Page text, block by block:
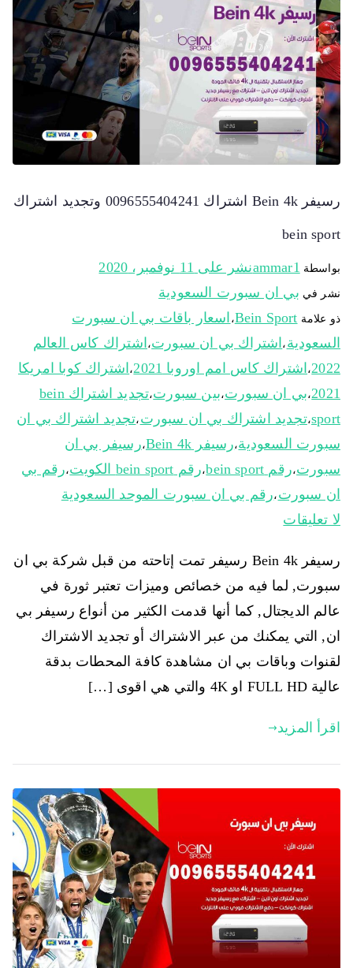
رسيفر Bein 4k اشتراك 0096555404241 وتجديد اشتراك
bein sport
بواسطة ammar1نشر على 11 نوفمبر، 2020
نشر في بي ان سبورت السعودية
ذو علامة Bein Sport، اسعار باقات بي ان سبورت
السعودية ، اشتراك بي ان سبورت، اشتراك كاس العالم
2022، اشتراك كاس امم اوروبا 2021 ، اشتراك كوبا امريكا
2021،بي ان سبورت،بين سبورت،
تجديد اشتراك bein
sport،تجديد اشتراك بي ان سبورت ،تجديد اشتراك بي ان
سبورت السعودية،رسيفر Bein 4k ،رسيفر بي ان
سبورت،رقم bein sport ،رقم bein sport الكويت ،رقم بي
ان سبورت ،رقم بي ان سبورت الموحد السعودية
لا تعليقات
رسيفر Bein 4k رسيفر تمت إتاحته من قبل شركة بي ان
سبورت, لما فيه من خصائص وميزات تعتبر ثورة في
عالم الديجتال, كما أنها قدمت الكثير من أنواع رسيفر بي
ان, التي يمكنك من عبر الاشتراك أو تجديد الاشتراك
لقنوات وباقات بي ان مشاهدة كافة المحطات بدقة
عالية FULL HD او 4K والتي هي اقوى […]
اقرأ المزيد